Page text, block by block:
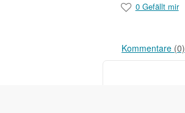
0 Gefällt mir
Kommentare (0)